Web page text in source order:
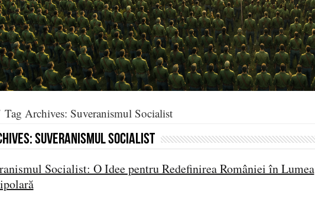
Tag Archives: Suveranismul Socialist
Suveranismul Socialist
Socialist: O Idee pentru Redefinirea României în Lumea